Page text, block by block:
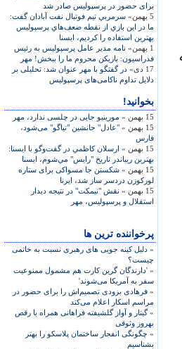
برای حضور در پرسپولیس صادر شد
5 بهمن»
سرمربي تيم فوتبال نفت آبادان گفت:
ما در اين بازي از نقطه‌ ضعف‌هاي پرسپوليس
بهترين استفاده ‌را كرديم، ایسنا
1 بهمن»
نامه مدیر عامل پرسپولیس به رئیس
فدراسیون: بازیکن محروم ما را ببخش! مهر
17 دی»
در گفتگو با مهر عنوان شد: تحلیلی بر
دلایل تداوم ناکامی‌های پرسپولیس
بخوانید!
15 بهمن »
مورینیو جایی در چلسی ندارد، مهر
15 بهمن »
"عادل" جانشین "تیاگو" می‌شود،
فارس
15 بهمن »
ارسلان كاظمي در گفت‌وگو با ايسنا:
بهترين ريباندر تاريخ "رايس" مي‌شوم، ایسنا
15 بهمن »
شكستن جا مسواكی برای ستاره
لوركوزن دردسر ساز شد، ایرنا
15 بهمن »
نقش "نیمکت" در نتیجه دیدار
استقلال و پرسپولیس، مهر
پرخواننده ترین ها
» دلیل کینه جویی های رهبری نسبت به خاتمی
چیست؟
» 'دارندگان گرین کارت هم مشمول ممنوعیت
سفر به آمریکا می‌شوند'
» فرهادی بزودی تصمیم‌اش را برای حضور در
مراسم اسکار اعلام می‌کند
»گیتار و آواز گلشیفته فراهانی همراه با رقص
بهروز وثوقی
» چگونگی انفجار ساختمان پلاسکو را بهتر
بشناسیم